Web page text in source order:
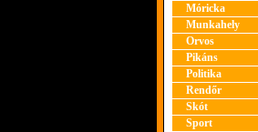
Móricka
Munkahely
Orvos
Pikáns
Politika
Rendőr
Skót
Sport